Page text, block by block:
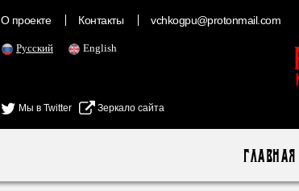
О проекте Контакты vchkogpu@protonmail.com
Русский English
Мы в Twitter Зеркало сайта
Главная